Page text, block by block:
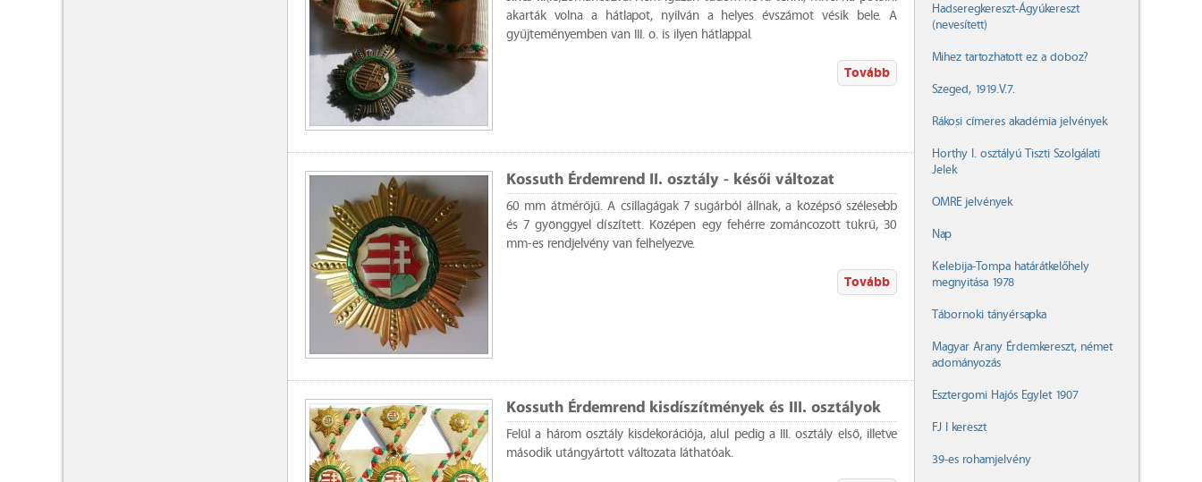
akarták volna a hátlapot, nyilván a helyes évszámot vésik bele. A
gyűjteményemben van III. o. is ilyen hátlappal.
Tovább
Kossuth Érdemrend II. osztály - késői változat
60 mm átmérőjű. A csillagágak 7 sugárból állnak, a középső szélesebb
és 7 gyönggyel díszített. Középen egy fehérre zománcozott tükrű, 30
mm-es rendjelvény van felhelyezve.
Tovább
Kossuth Érdemrend kisdíszítmények és III. osztályok
Felül a három osztály kisdekorációja, alul pedig a III. osztály első, illetve
második utángyártott változata láthatóak.
Hadseregkereszt-Ágyúkereszt
(nevesített)
Mihez tartozhatott ez a doboz?
Szeged, 1919.V.7.
Rákosi címeres akadémia jelvények
Horthy I. osztályú Tiszti Szolgálati
Jelek
OMRE jelvények
Nap
Kelebija-Tompa határátkelőhely
megnyitása 1978
Tábornoki tányérsapka
Magyar Arany Érdemkereszt, német
adományozás
Esztergomi Hajós Egylet 1907
FJ I kereszt
39-es rohamjelvény